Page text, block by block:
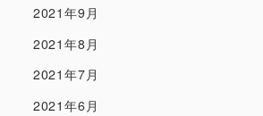
2021年9月
2021年8月
2021年7月
2021年6月